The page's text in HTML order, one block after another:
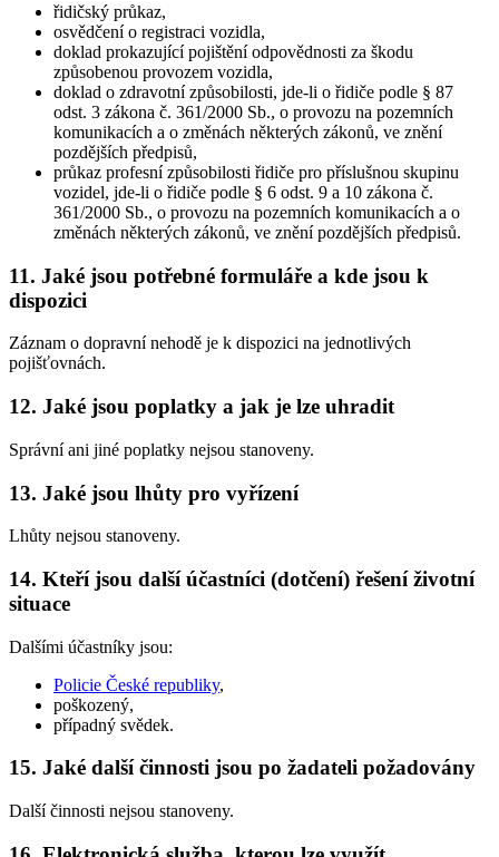
řidičský průkaz,
osvědčení o registraci vozidla,
doklad prokazující pojištění odpovědnosti za škodu
způsobenou provozem vozidla,
doklad o zdravotní způsobilosti, jde-li o řidiče podle § 87
odst. 3 zákona č. 361/2000 Sb., o provozu na pozemních
komunikacích a o změnách některých zákonů, ve znění
pozdějších předpisů,
průkaz profesní způsobilosti řidiče pro příslušnou skupinu
vozidel, jde-li o řidiče podle § 6 odst. 9 a 10 zákona č.
361/2000 Sb., o provozu na pozemních komunikacích a o
změnách některých zákonů, ve znění pozdějších předpisů.
11. Jaké jsou potřebné formuláře a kde jsou k
dispozici
Záznam o dopravní nehodě je k dispozici na jednotlivých
pojišťovnách.
12. Jaké jsou poplatky a jak je lze uhradit
Správní ani jiné poplatky nejsou stanoveny.
13. Jaké jsou lhůty pro vyřízení
Lhůty nejsou stanoveny.
14. Kteří jsou další účastníci (dotčení) řešení životní
situace
Dalšími účastníky jsou:
Policie České republiky,
poškozený,
případný svědek.
15. Jaké další činnosti jsou po žadateli požadovány
Další činnosti nejsou stanoveny.